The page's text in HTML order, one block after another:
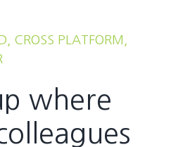
CROSS PLATFORM,
where